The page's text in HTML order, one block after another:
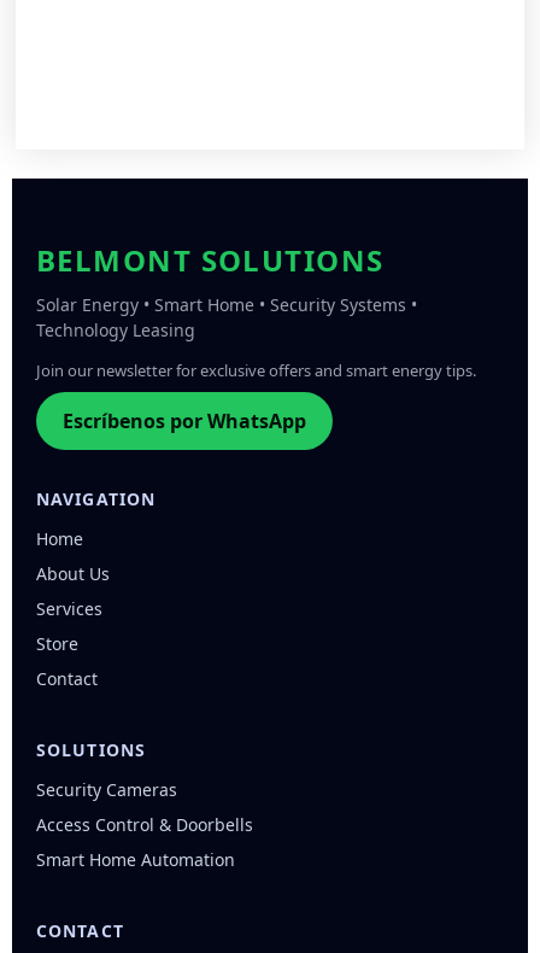
BELMONT SOLUTIONS
Solar Energy • Smart Home • Security Systems •
Technology Leasing
Join our newsletter for exclusive offers and smart energy tips.
Escríbenos por WhatsApp
NAVIGATION
Home
About Us
Services
Store
Contact
SOLUTIONS
Security Cameras
Access Control & Doorbells
Smart Home Automation
CONTACT